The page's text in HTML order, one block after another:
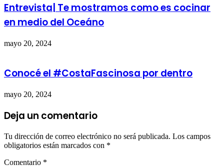
Entrevista| Te mostramos como es cocinar
en medio del Oceáno
mayo 20, 2024
Conocé el #CostaFascinosa por dentro
mayo 20, 2024
Deja un comentario
Tu dirección de correo electrónico no será publicada. Los campos
obligatorios están marcados con *
Comentario *